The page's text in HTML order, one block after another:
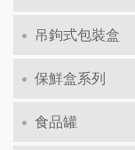
吊鉤式包裝盒
保鮮盒系列
食品罐